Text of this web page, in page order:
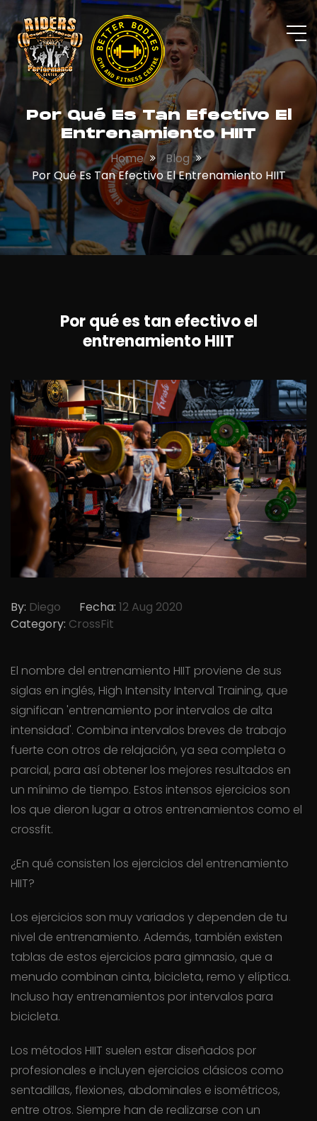
Por Qué Es Tan Efectivo El
Entrenamiento HIIT
Home
Blog
Por Qué Es Tan Efectivo El Entrenamiento HIIT
Por qué es tan efectivo el
entrenamiento HIIT
By: Diego Fecha: 12 Aug 2020
Category: CrossFit
El nombre del entrenamiento HIIT proviene de sus
siglas en inglés, High Intensity Interval Training, que
significan 'entrenamiento por intervalos de alta
intensidad'. Combina intervalos breves de trabajo
fuerte con otros de relajación, ya sea completa o
parcial, para así obtener los mejores resultados en
un mínimo de tiempo. Estos intensos ejercicios son
los que dieron lugar a otros entrenamientos como el
crossfit.
¿En qué consisten los ejercicios del entrenamiento
HIIT?
Los ejercicios son muy variados y dependen de tu
nivel de entrenamiento. Además, también existen
tablas de estos ejercicios para gimnasio, que a
menudo combinan cinta, bicicleta, remo y elíptica.
Incluso hay entrenamientos por intervalos para
bicicleta.
Los métodos HIIT suelen estar diseñados por
profesionales e incluyen ejercicios clásicos como
sentadillas, flexiones, abdominales e isométricos,
entre otros. Siempre han de realizarse con un